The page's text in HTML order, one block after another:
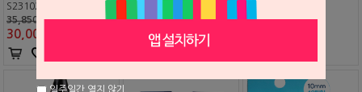
S2310275
35,850원
30,000
S0806002
89,000원
83,300원
S0805006
37,000원
일주일간 열지 않기